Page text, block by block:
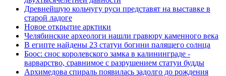
Древнейшую кольчугу руси представят на выставке в
старой ладоге
Новое открытие арктики
Челябинские археологи нашли гравюру каменного века
В египте найдены 23 статуи богини палящего солнца
Боос: снос королевского замка в калининграде -
варварство, сравнимое с разрушением статуи будды
Архимедова спираль появилась задолго до рождения